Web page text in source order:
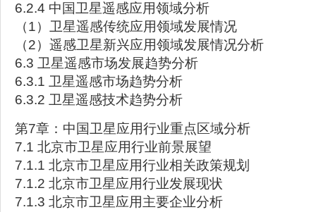
6.2.4 中国卫星遥感应用领域分析
（1）卫星遥感传统应用领域发展情况
（2）遥感卫星新兴应用领域发展情况分析
6.3 卫星遥感市场发展趋势分析
6.3.1 卫星遥感市场趋势分析
6.3.2 卫星遥感技术趋势分析
第7章：中国卫星应用行业重点区域分析
7.1 北京市卫星应用行业前景展望
7.1.1 北京市卫星应用行业相关政策规划
7.1.2 北京市卫星应用行业发展现状
7.1.3 北京市卫星应用主要企业分析